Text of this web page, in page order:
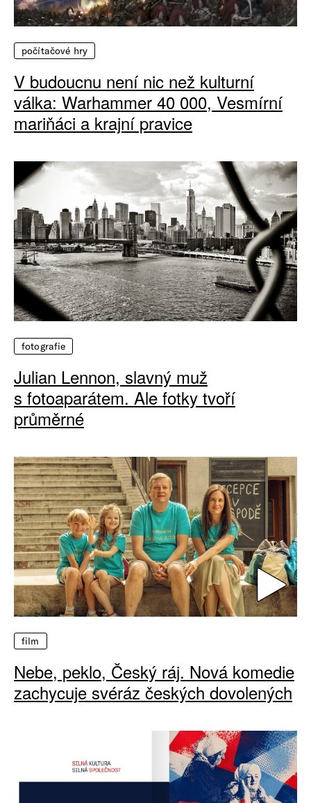
počítačové hry
V budoucnu není nic než kulturní
válka: Warhammer 40 000, Vesmírní
mariňáci a krajní pravice
fotografie
Julian Lennon, slavný muž
s fotoaparátem. Ale fotky tvoří
průměrné
film
Nebe, peklo, Český ráj. Nová komedie
zachycuje svéráz českých dovolených